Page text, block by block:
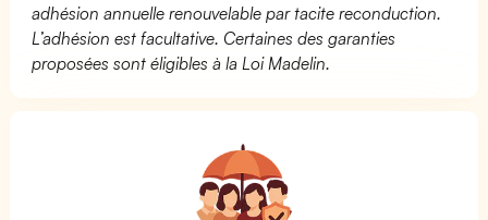
adhésion annuelle renouvelable par tacite reconduction.
L’adhésion est facultative. Certaines des garanties
proposées sont éligibles à la Loi Madelin.